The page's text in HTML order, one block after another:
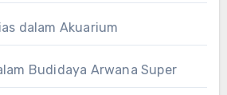
dalam Akuarium
Budidaya Arwana Super